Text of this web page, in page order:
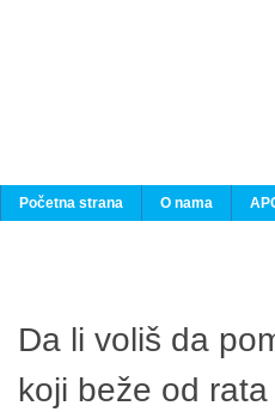
Početna strana O nama
Da li voliš da
koji beže od